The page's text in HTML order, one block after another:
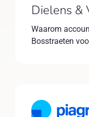
Dielens &
Waarom
Bosstraeten